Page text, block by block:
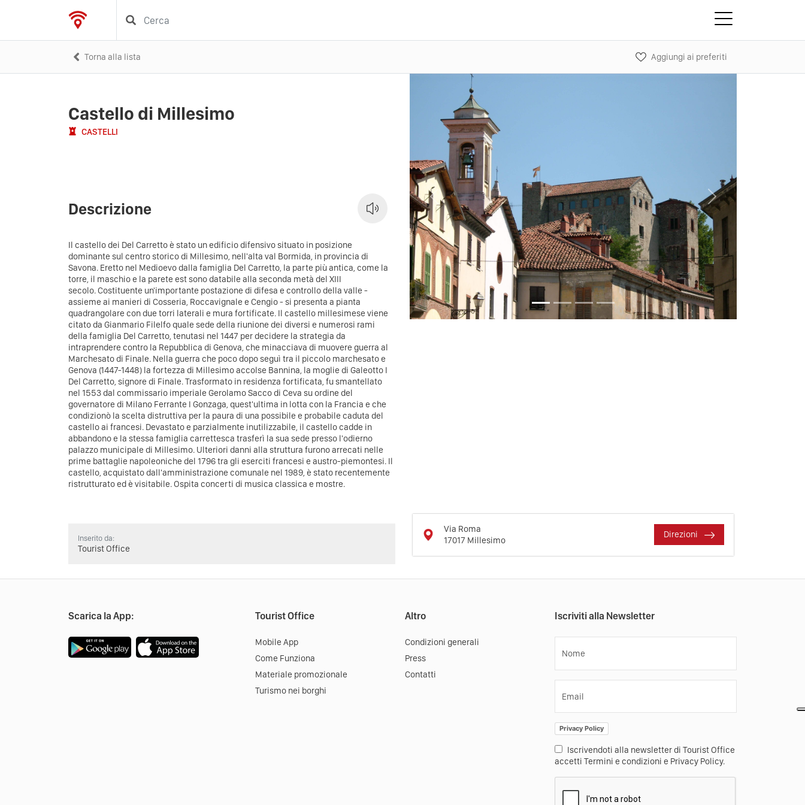
Torna alla lista Aggiungi ai preferiti
Castello di Millesimo
CASTELLI
Descrizione
Il castello dei Del Carretto è stato un edificio difensivo situato in posizione
dominante sul centro storico di Millesimo, nell'alta val Bormida, in provincia di
Savona. Eretto nel Medioevo dalla famiglia Del Carretto, la parte più antica, come la
torre, il maschio e la parete est sono databile alla seconda metà del XIII
secolo.Costituente un'importante postazione di difesa e controllo della valle -
assieme ai manieri di Cosseria, Roccavignale e Cengio - si presenta a pianta
quadrangolare con due torri laterali e mura fortificate. Il castello millesimese viene
citato da Gianmario Filelfo quale sede della riunione dei diversi e numerosi rami
della famiglia Del Carretto, tenutasi nel 1447 per decidere la strategia da
intraprendere contro la Repubblica di Genova, che minacciava di muovere guerra al
Marchesato di Finale. Nella guerra che poco dopo seguì tra il piccolo marchesato e
Genova (1447-1448) la fortezza di Millesimo accolse Bannina, la moglie di Galeotto I
Del Carretto, signore di Finale.Trasformato in residenza fortificata, fu smantellato
nel 1553 dal commissario imperiale Gerolamo Sacco di Ceva su ordine del
governatore di Milano Ferrante I Gonzaga, quest'ultima in lotta con la Francia e che
condizionò la scelta distruttiva per la paura di una possibile e probabile caduta del
castello ai francesi. Devastato e parzialmente inutilizzabile, il castello cadde in
abbandono e la stessa famiglia carrettesca trasferì la sua sede presso l'odierno
palazzo municipale di Millesimo. Ulteriori danni alla struttura furono arrecati nelle
prime battaglie napoleoniche del 1796 tra gli eserciti francesi e austro-piemontesi. Il
castello, acquistato dall'amministrazione comunale nel 1989, è stato recentemente
ristrutturato ed è visitabile. Ospita concerti di musica classica e mostre.
Inserito da:
Tourist Office
Previous Next
Via Roma
17017 Millesimo
Direzioni
Scarica la App: Tourist Office
Mobile App
Come Funziona
Materiale promozionale
Turismo nei borghi
Altro
Condizioni generali
Press
Contatti
Iscriviti alla Newsletter
Nome
Email
Privacy Policy
Iscrivendoti alla newsletter di Tourist Office
accetti Termini e condizioni e Privacy Policy.